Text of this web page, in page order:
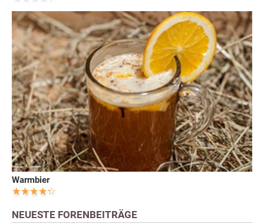
Warmbier
NEUESTE FORENBEITRÄGE